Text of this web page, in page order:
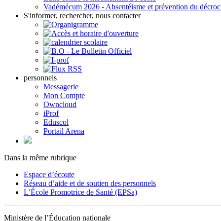
Vadémécum 2026 - Absentéisme et prévention du
S'informer, rechercher, nous contacter
personnels
Messagerie
Mon Compte
Owncloud
iProf
Eduscol
Portail Arena
Dans la même rubrique
Espace d’écoute
Réseau d’aide et de soutien des personnels
L’École Promotrice de Santé (EPSa)
Ministère de l’Éducation nationale